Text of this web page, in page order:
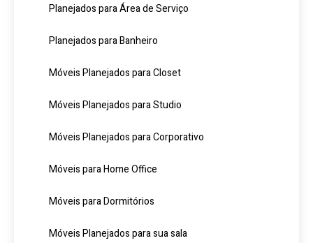
Planejados para Área de Serviço
Planejados para Banheiro
Móveis Planejados para Closet
Móveis Planejados para Studio
Móveis Planejados para Corporativo
Móveis para Home Office
Móveis para Dormitórios
Móveis Planejados para sua sala